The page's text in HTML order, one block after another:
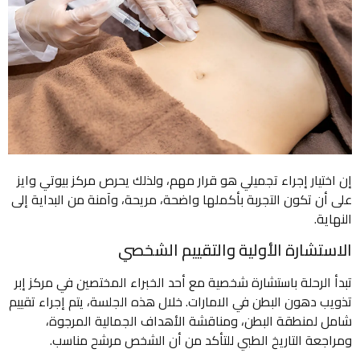
إن اختيار إجراء تجميلي هو قرار مهم، ولذلك يحرص مركز بيوتي وايز
على أن تكون التجربة بأكملها واضحة، مريحة، وآمنة من البداية إلى
النهاية.
الاستشارة الأولية والتقييم الشخصي
تبدأ الرحلة باستشارة شخصية مع أحد الخبراء المختصين في مركز إبر
تذويب دهون البطن في الامارات. خلال هذه الجلسة، يتم إجراء تقييم
شامل لمنطقة البطن، ومناقشة الأهداف الجمالية المرجوة،
ومراجعة التاريخ الطبي للتأكد من أن الشخص مرشح مناسب.